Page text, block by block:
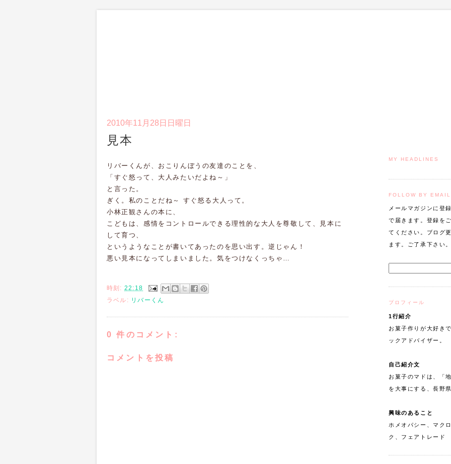
MY HEADLINES
FOLLOW BY EMAIL
メールマガジンに登
で届きます。登録を
てください。ブログ
ます。ご了承下さい。
プロフィール
1行紹介
お菓子作りが大好き
ックアドバイザー。
自己紹介文
お菓子のマドは、「
を大事にする、長野
興味のあること
ホメオパシー、マク
ク、フェアトレード
2010年11月28日日曜日
見本
リバーくんが、おこりんぼうの友達のことを、
「すぐ怒って、大人みたいだよね～」
と言った。
ぎく。私のことだね～ すぐ怒る大人って。
小林正観さんの本に、
こどもは、感情をコントロールできる理性的な大人を尊敬して、見本に
して育つ、
というようなことが書いてあったのを思い出す。逆じゃん！
悪い見本になってしまいました。気をつけなくっちゃ…
時刻: 22:18
ラベル: リバーくん
0 件のコメント:
コメントを投稿